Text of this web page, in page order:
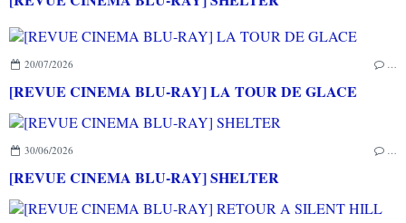
20/07/2026 …
[REVUE CINEMA BLU-RAY] LA TOUR DE GLACE
30/06/2026 …
[REVUE CINEMA BLU-RAY] SHELTER